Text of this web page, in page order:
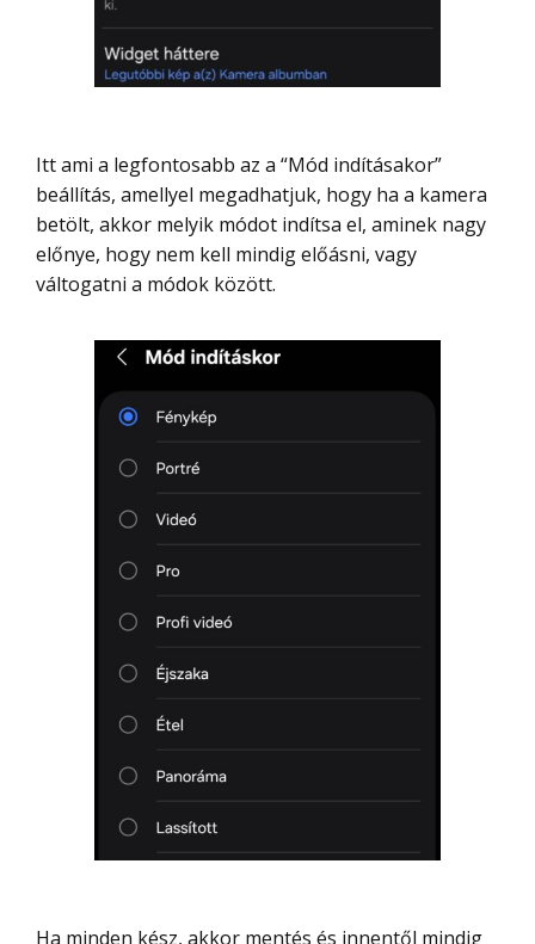
Itt ami a legfontosabb az a “Mód indításakor”
beállítás, amellyel megadhatjuk, hogy ha a kamera
betölt, akkor melyik módot indítsa el, aminek nagy
előnye, hogy nem kell mindig előásni, vagy
váltogatni a módok között.
Ha minden kész, akkor mentés és innentől mindig